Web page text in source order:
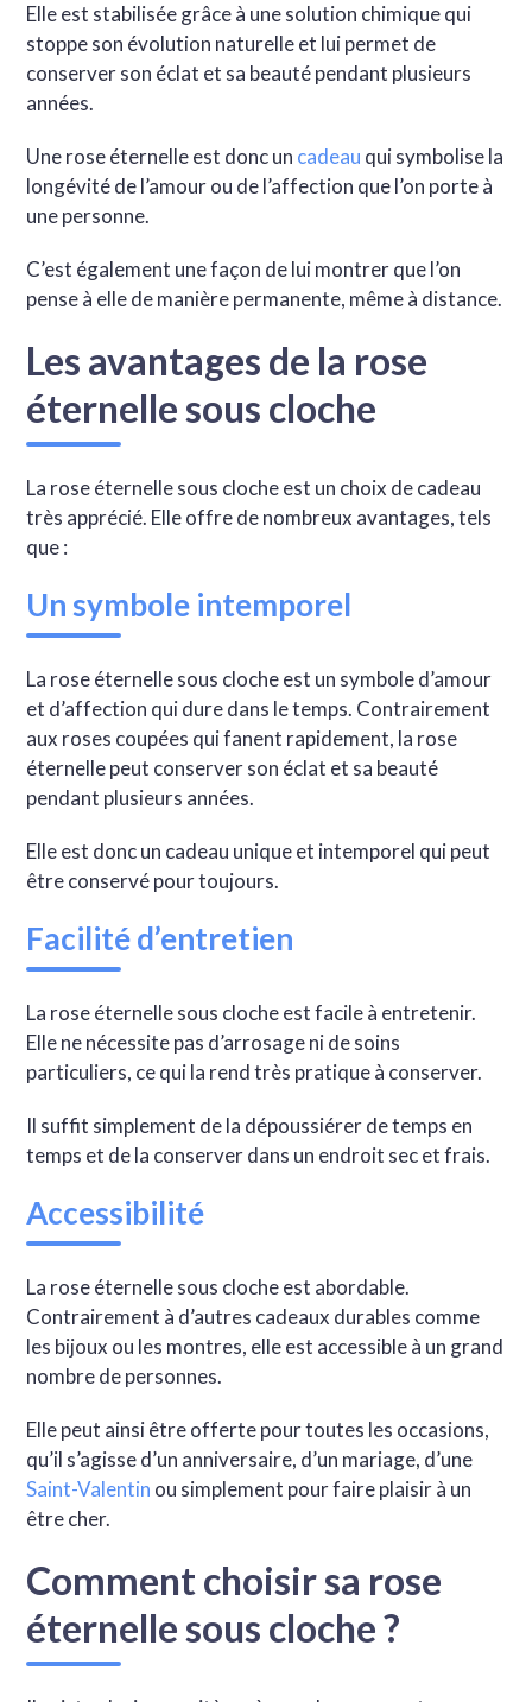
Elle est stabilisée grâce à une solution chimique qui
stoppe son évolution naturelle et lui permet de
conserver son éclat et sa beauté pendant plusieurs
années.
Une rose éternelle est donc un cadeau qui symbolise la
longévité de l’amour ou de l’affection que l’on porte à
une personne.
C’est également une façon de lui montrer que l’on
pense à elle de manière permanente, même à distance.
Les avantages de la rose
éternelle sous cloche
La rose éternelle sous cloche est un choix de cadeau
très apprécié. Elle offre de nombreux avantages, tels
que :
Un symbole intemporel
La rose éternelle sous cloche est un symbole d’amour
et d’affection qui dure dans le temps. Contrairement
aux roses coupées qui fanent rapidement, la rose
éternelle peut conserver son éclat et sa beauté
pendant plusieurs années.
Elle est donc un cadeau unique et intemporel qui peut
être conservé pour toujours.
Facilité d’entretien
La rose éternelle sous cloche est facile à entretenir.
Elle ne nécessite pas d’arrosage ni de soins
particuliers, ce qui la rend très pratique à conserver.
Il suffit simplement de la dépoussiérer de temps en
temps et de la conserver dans un endroit sec et frais.
Accessibilité
La rose éternelle sous cloche est abordable.
Contrairement à d’autres cadeaux durables comme
les bijoux ou les montres, elle est accessible à un grand
nombre de personnes.
Elle peut ainsi être offerte pour toutes les occasions,
qu’il s’agisse d’un anniversaire, d’un mariage, d’une
Saint-Valentin ou simplement pour faire plaisir à un
être cher.
Comment choisir sa rose
éternelle sous cloche ?